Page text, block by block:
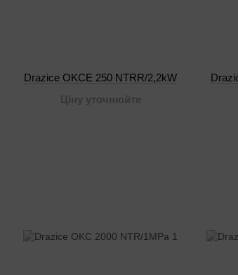
Drazice OKCE 250 NTRR/2,2kW
Ціну уточнюйте